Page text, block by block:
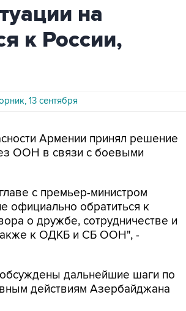
на
к России,
13 сентября
Армении принял решение
ООН в связи с боевыми
с премьер-министром
официально обратиться к
о дружбе, сотрудничестве и
к ОДКБ и СБ ООН", -
дальнейшие шаги по
действиям Азербайджана